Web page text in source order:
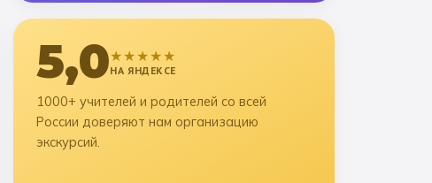
5,0★★★★★
НА ЯНДЕКСЕ
1000+ учителей и родителей со всей
России доверяют нам организацию
экскурсий.